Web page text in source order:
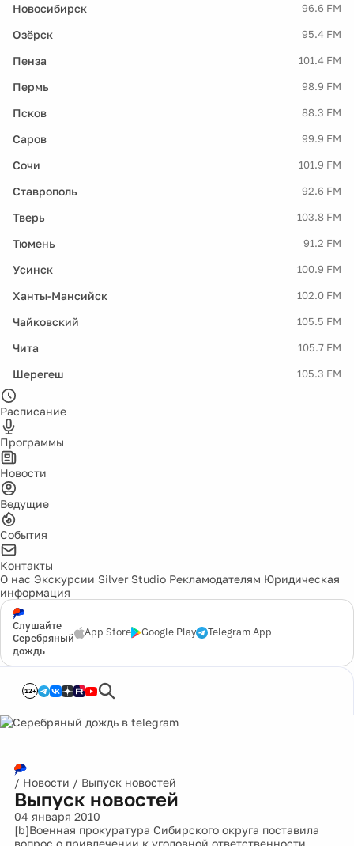
Новосибирск 96.6 FM
Озёрск 95.4 FM
Пенза 101.4 FM
Пермь 98.9 FM
Псков 88.3 FM
Саров 99.9 FM
Сочи 101.9 FM
Ставрополь 92.6 FM
Тверь 103.8 FM
Тюмень 91.2 FM
Усинск 100.9 FM
Ханты-Мансийск 102.0 FM
Чайковский 105.5 FM
Чита 105.7 FM
Шерегеш 105.3 FM
Расписание
Программы
Новости
Ведущие
События
Контакты
О нас Экскурсии Silver Studio Рекламодателям Юридическая
информация
Слушайте
Серебряный
дождь
App Store Google Play Telegram App
12+
/ Новости / Выпуск новостей
Выпуск новостей
04 января 2010
[b]Военная прокуратура Сибирского округа поставила